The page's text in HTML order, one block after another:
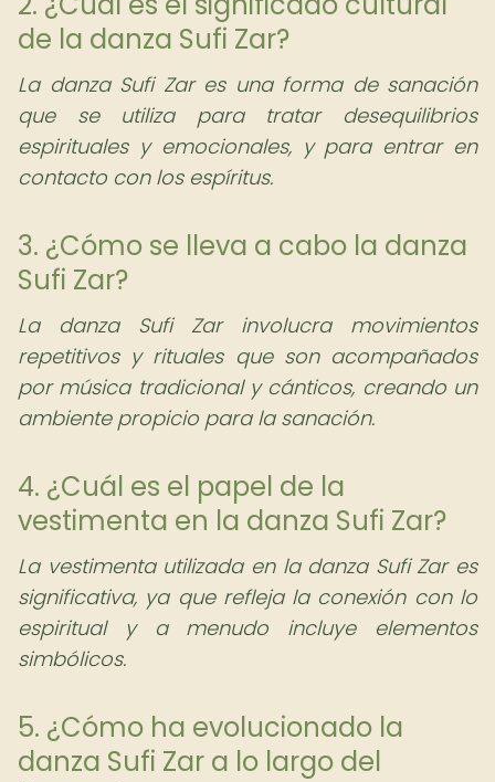
de la danza Sufi Zar?
La danza Sufi Zar es una forma de sanación
que se utiliza para tratar desequilibrios
espirituales y emocionales, y para entrar en
contacto con los espíritus.
3. ¿Cómo se lleva a cabo la danza
Sufi Zar?
La danza Sufi Zar involucra movimientos
repetitivos y rituales que son acompañados
por música tradicional y cánticos, creando un
ambiente propicio para la sanación.
4. ¿Cuál es el papel de la
vestimenta en la danza Sufi Zar?
La vestimenta utilizada en la danza Sufi Zar es
significativa, ya que refleja la conexión con lo
espiritual y a menudo incluye elementos
simbólicos.
5. ¿Cómo ha evolucionado la
danza Sufi Zar a lo largo del